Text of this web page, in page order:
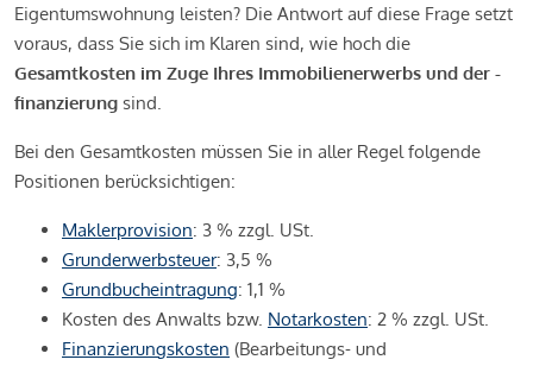
Eigentumswohnung leisten? Die Antwort auf diese Frage setzt
voraus, dass Sie sich im Klaren sind, wie hoch die
Gesamtkosten im Zuge Ihres Immobilienerwerbs und der -
finanzierung sind.
Bei den Gesamtkosten müssen Sie in aller Regel folgende
Positionen berücksichtigen:
Maklerprovision: 3 % zzgl. USt.
Grunderwerbsteuer: 3,5 %
Grundbucheintragung: 1,1 %
Kosten des Anwalts bzw. Notarkosten: 2 % zzgl. USt.
Finanzierungskosten (Bearbeitungs- und